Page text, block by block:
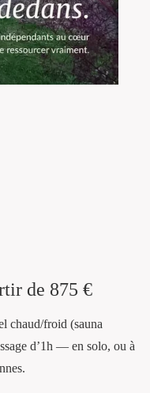
de 875 €
chaud/froid (sauna
d’1h — en solo, ou à